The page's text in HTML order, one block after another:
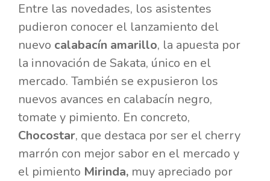
Entre las novedades, los asistentes
pudieron conocer el lanzamiento del
nuevo calabacín amarillo, la apuesta por
la innovación de Sakata, único en el
mercado. También se expusieron los
nuevos avances en calabacín negro,
tomate y pimiento. En concreto,
Chocostar, que destaca por ser el cherry
marrón con mejor sabor en el mercado y
el pimiento Mirinda, muy apreciado por